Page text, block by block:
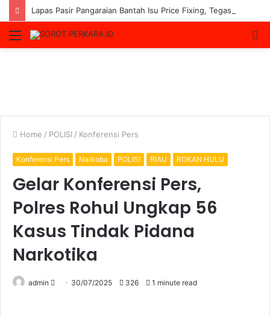
Menu
Home / POLISI / Konferensi Pers
Konferensi Pers Narkoba POLISI RIAU ROKAN HULU
Gelar Konferensi Pers,
Polres Rohul Ungkap 56
Kasus Tindak Pidana
Narkotika
admin
Send 30/07/2025 326 1 minute read